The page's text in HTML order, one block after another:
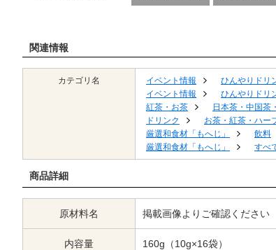
関連情報
カテゴリ名 イベント情報 ひんやりドリ
イベント情報
ひんやりドリ
紅茶・お茶
日本茶・中国茶
ドリンク
お茶・紅茶・ハー
厳選和食材「もへじ」
飲料
厳選和食材「もへじ」
すべ
商品詳細
原材料名 掲載画像よりご確認ください
内容量 160g（10g×16袋）